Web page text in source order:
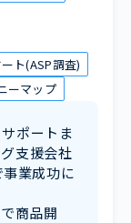
ト(ASP調査)
ーマップ
ポートま
支援会社
業成功に
商品開